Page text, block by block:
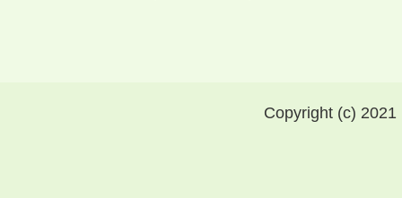
Copyright (c)